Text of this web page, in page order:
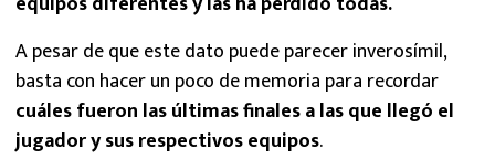
A pesar de que este dato puede parecer inverosímil,
basta con hacer un poco de memoria para recordar
cuáles fueron las últimas finales a las que llegó el
jugador y sus respectivos equipos.